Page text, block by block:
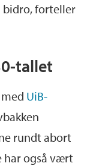
bidro, forteller
tallet
UiB-
rundt abort
har også vært